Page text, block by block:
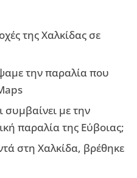
της Χαλκίδας σε
την παραλία που
με την
παραλία της Εύβοιας;
στη Χαλκίδα, βρέθηκε